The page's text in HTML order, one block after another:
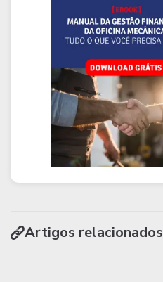
Artigos relacionados